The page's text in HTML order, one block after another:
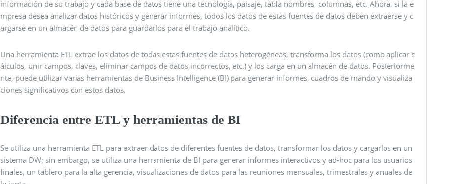
información de su trabajo y cada base de datos tiene una tecnología, paisaje, tabla nombres, columnas, etc. Ahora, si la e
mpresa desea analizar datos históricos y generar informes, todos los datos de estas fuentes de datos deben extraerse y c
argarse en un almacén de datos para guardarlos para el trabajo analítico.
Una herramienta ETL extrae los datos de todas estas fuentes de datos heterogéneas, transforma los datos (como aplicar c
álculos, unir campos, claves, eliminar campos de datos incorrectos, etc.) y los carga en un almacén de datos. Posteriorme
nte, puede utilizar varias herramientas de Business Intelligence (BI) para generar informes, cuadros de mando y visualiza
ciones significativos con estos datos.
Diferencia entre ETL y herramientas de BI
Se utiliza una herramienta ETL para extraer datos de diferentes fuentes de datos, transformar los datos y cargarlos en un
sistema DW; sin embargo, se utiliza una herramienta de BI para generar informes interactivos y ad-hoc para los usuarios
finales, un tablero para la alta gerencia, visualizaciones de datos para las reuniones mensuales, trimestrales y anuales de